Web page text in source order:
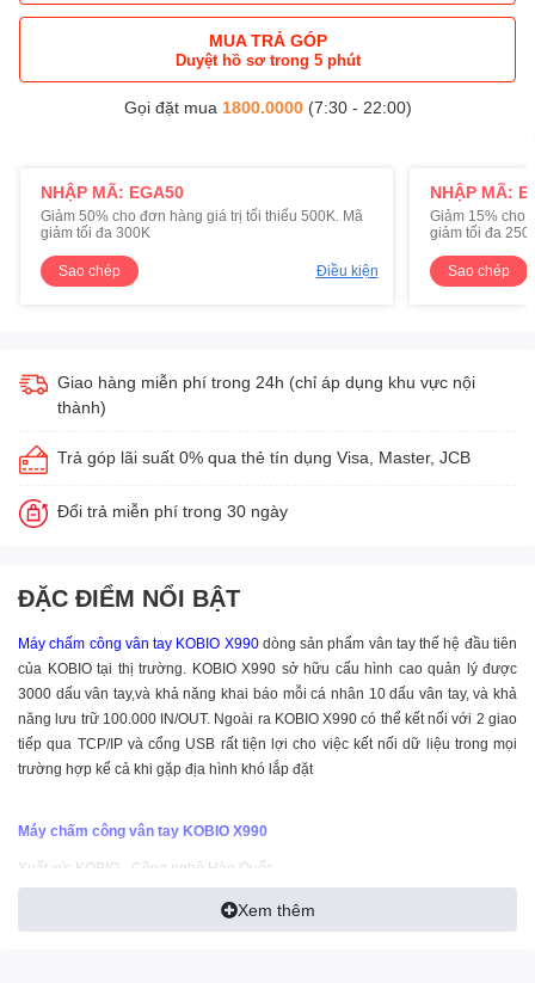
MUA TRẢ GÓP
Duyệt hồ sơ trong 5 phút
Gọi đặt mua 1800.0000(7:30 - 22:00)
NHẬP MÃ: EGA50
Giảm 50% cho đơn hàng giá trị tối thiểu 500K. Mã
giảm tối đa 300K
Sao chép Điều kiện
NHẬP MÃ:
Giảm 15% cho
giảm tối đa
Sao chép
Giao hàng miễn phí trong 24h (chỉ áp dụng khu vực nội
thành)
Trả góp lãi suất 0% qua thẻ tín dụng Visa, Master, JCB
Đổi trả miễn phí trong 30 ngày
ĐẶC ĐIỂM NỔI BẬT
Máy chấm công vân tay KOBIO X990dòng sản phẩm vân tay thế hệ đầu tiên
của KOBIO tại thị trường. KOBIO X990 sở hữu cấu hình cao quản lý được
3000 dấu vân tay,và khả năng khai báo mỗi cá nhân 10 dấu vân tay, và khả
năng lưu trữ 100.000 IN/OUT. Ngoài ra KOBIO X990 có thể kết nối với 2 giao
tiếp qua TCP/IP và cổng USB rất tiện lợi cho việc kết nối dữ liệu trong mọi
trường hợp kể cả khi gặp địa hình khó lắp đặt
Máy chấm công vân tay KOBIO X990
Xuất xứ: KOBIO - Công nghệ Hàn Quốc
Máy chấm công vân tay và thẻ công nghệ mới nhất của Hàn Quốc
Xem thêm